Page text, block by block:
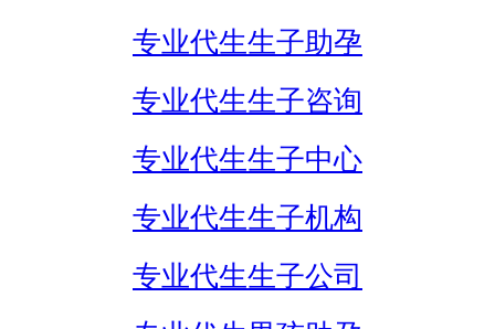
专业代生生子助孕
专业代生生子咨询
专业代生生子中心
专业代生生子机构
专业代生生子公司